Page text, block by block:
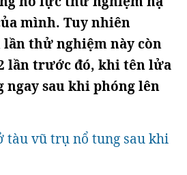
mình. Tuy nhiên
lần thử nghiệm này còn
lần trước đó, khi tên lửa
ngay sau khi phóng lên
tàu vũ trụ nổ tung sau khi